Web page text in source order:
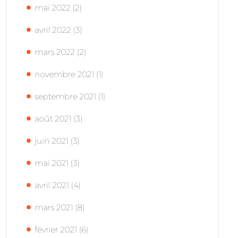
mai 2022 (2)
avril 2022 (3)
mars 2022 (2)
novembre 2021 (1)
septembre 2021 (1)
août 2021 (3)
juin 2021 (3)
mai 2021 (3)
avril 2021 (4)
mars 2021 (8)
février 2021 (6)